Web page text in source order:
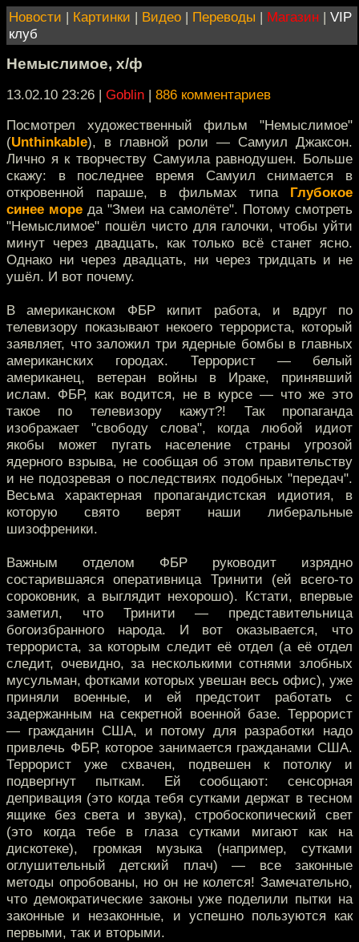
Новости | Картинки | Видео | Переводы | Магазин | VIP
клуб
Немыслимое, х/ф
13.02.10 23:26 | Goblin | 886 комментариев
Посмотрел художественный фильм "Немыслимое"
(Unthinkable), в главной роли — Самуил Джаксон.
Лично я к творчеству Самуила равнодушен. Больше
скажу: в последнее время Самуил снимается в
откровенной параше, в фильмах типа Глубокое
синее море да "Змеи на самолёте". Потому смотреть
"Немыслимое" пошёл чисто для галочки, чтобы уйти
минут через двадцать, как только всё станет ясно.
Однако ни через двадцать, ни через тридцать и не
ушёл. И вот почему.
В американском ФБР кипит работа, и вдруг по
телевизору показывают некоего террориста, который
заявляет, что заложил три ядерные бомбы в главных
американских городах. Террорист — белый
американец, ветеран войны в Ираке, принявший
ислам. ФБР, как водится, не в курсе — что же это
такое по телевизору кажут?! Так пропаганда
изображает "свободу слова", когда любой идиот
якобы может пугать население страны угрозой
ядерного взрыва, не сообщая об этом правительству
и не подозревая о последствиях подобных "передач".
Весьма характерная пропагандистская идиотия, в
которую свято верят наши либеральные
шизофреники.
Важным отделом ФБР руководит изрядно
состарившаяся оперативница Тринити (ей всего-то
сороковник, а выглядит нехорошо). Кстати, впервые
заметил, что Тринити — представительница
богоизбранного народа. И вот оказывается, что
террориста, за которым следит её отдел (а её отдел
следит, очевидно, за несколькими сотнями злобных
мусульман, фотками которых увешан весь офис), уже
приняли военные, и ей предстоит работать с
задержанным на секретной военной базе. Террорист
— гражданин США, и потому для разработки надо
привлечь ФБР, которое занимается гражданами США.
Террорист уже схвачен, подвешен к потолку и
подвергнут пыткам. Ей сообщают: сенсорная
депривация (это когда тебя сутками держат в тесном
ящике без света и звука), стробоскопический свет
(это когда тебе в глаза сутками мигают как на
дискотеке), громкая музыка (например, сутками
оглушительный детский плач) — все законные
методы опробованы, но он не колется! Замечательно,
что демократические законы уже поделили пытки на
законные и незаконные, и успешно пользуются как
первыми, так и вторыми.